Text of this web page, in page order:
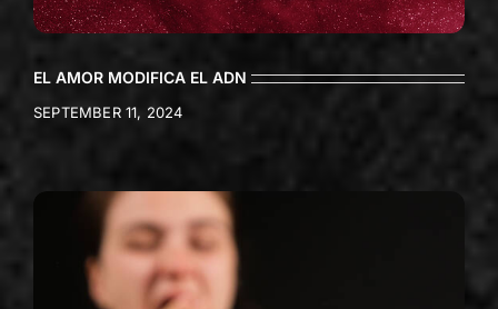
EL AMOR MODIFICA EL ADN
SEPTEMBER 11, 2024